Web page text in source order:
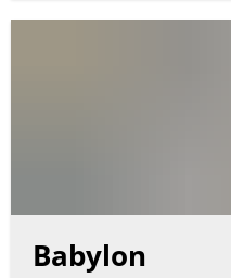
Babylon